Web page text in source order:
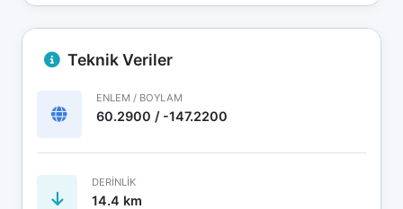
Teknik Veriler
ENLEM / BOYLAM
60.2900 / -147.2200
DERINLIK
14.4 km